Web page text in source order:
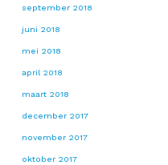
september 2018
juni 2018
mei 2018
april 2018
maart 2018
december 2017
november 2017
oktober 2017